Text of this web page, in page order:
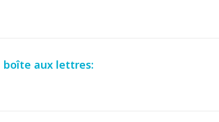
boîte aux lettres: